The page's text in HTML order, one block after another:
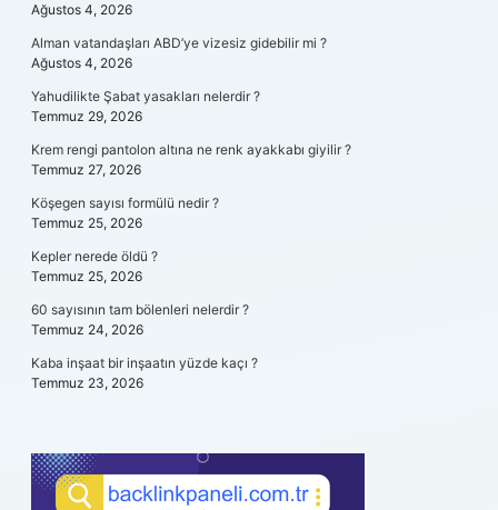
Ağustos 4, 2026
Alman vatandaşları ABD’ye vizesiz gidebilir mi ?
Ağustos 4, 2026
Yahudilikte Şabat yasakları nelerdir ?
Temmuz 29, 2026
Krem rengi pantolon altına ne renk ayakkabı giyilir ?
Temmuz 27, 2026
Köşegen sayısı formülü nedir ?
Temmuz 25, 2026
Kepler nerede öldü ?
Temmuz 25, 2026
60 sayısının tam bölenleri nelerdir ?
Temmuz 24, 2026
Kaba inşaat bir inşaatın yüzde kaçı ?
Temmuz 23, 2026